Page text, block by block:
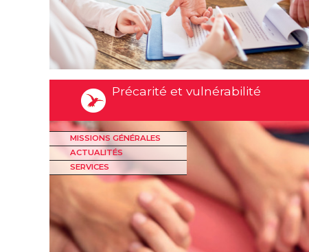
Précarité et vulnérabilité
MISSIONS GÉNÉRALES
ACTUALITÉS
SERVICES